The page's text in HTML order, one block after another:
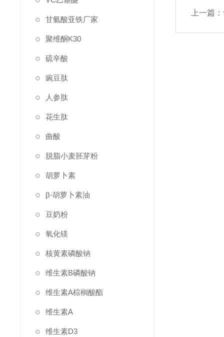
甘氨酸亚铁厂家
聚维酮K30
硫辛酸
豌豆肽
人参肽
花生肽
曲酸
脱脂小麦胚芽粉
胡萝卜素
β-胡萝卜素油
豆奶粉
氧化镁
核黄素磷酸钠
维生素B磷酸钠
维生素A棕榈酸酯
维生素A
维生素D3
上一篇：